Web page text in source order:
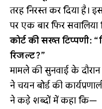
तरह निरस्त कर दिया है।
पर एक बार फिर सवालिया
कोर्ट की सख्त टिप्पणी:
रिजल्ट?”
मामले की सुनवाई के
ने चयन बोर्ड की
ने कड़े शब्दों में कहा कि—